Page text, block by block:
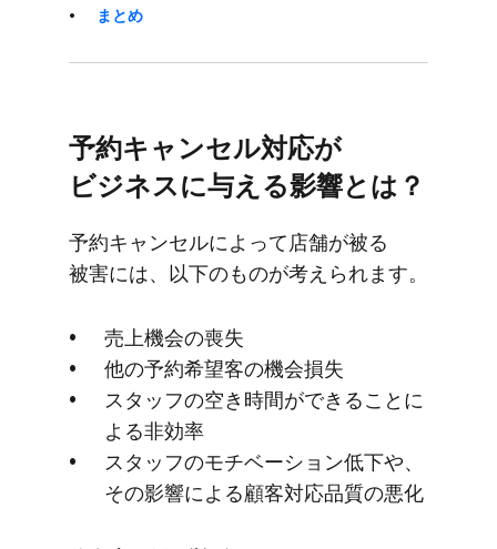
まとめ
予約キャンセル対応が​
ビジネスに​与える​影響とは？
予約キャンセルに​よって​店舗が​被る​
被害には、​以下の​ものが​考えられます。
売上機会の​喪失
他の​予約希望客の​機会損失
スタッフの​空き時間が​できることに​
よる​非効率
スタッフの​モチベーション低下や、​
その​影響に​よる​顧客対応品質の​悪化